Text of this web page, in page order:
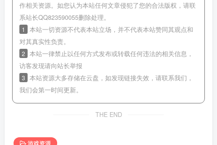
作相关资源。如您认为本站任何文章侵犯了您的合法版权，请联
系站长QQ823590055删除处理。
1
本站一切资源不代表本站立场，并不代表本站赞同其观点和
对其真实性负责。
2 本站一律禁止以任何方式发布或转载任何违法的相关信息，
访客发现请向站长举报
3 本站资源大多存储在云盘，如发现链接失效，请联系我们，
我们会第一时间更新。
THE END
游戏资源